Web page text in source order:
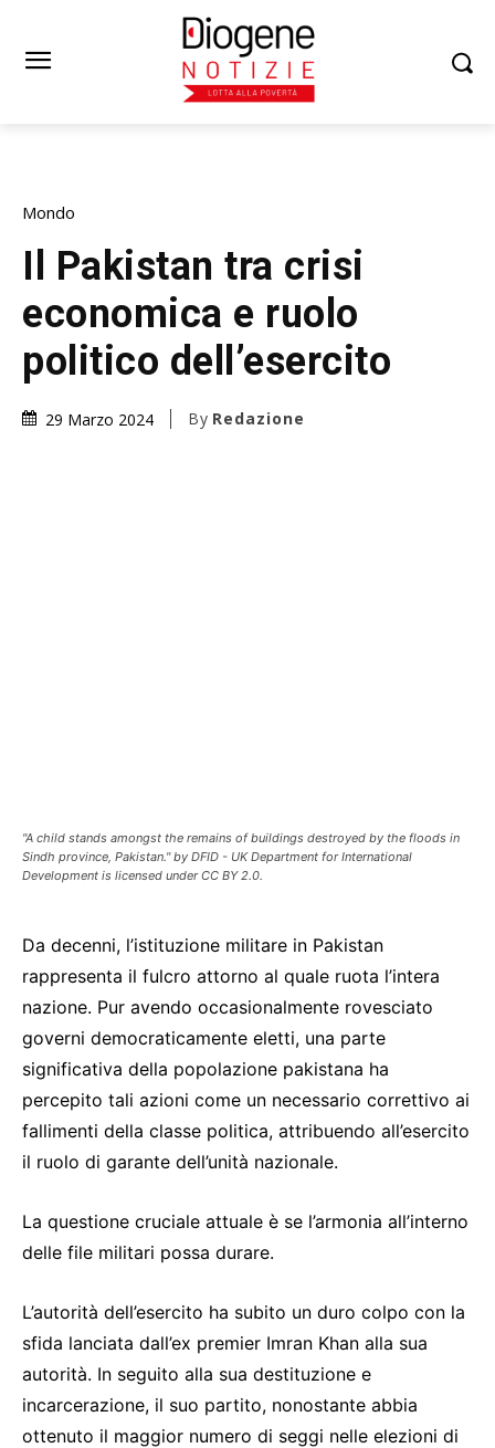
Mondo
Il Pakistan tra crisi
economica e ruolo
politico dell’esercito
29 Marzo 2024 By Redazione
"A child stands amongst the remains of buildings destroyed by the floods in
Sindh province, Pakistan." by DFID - UK Department for International
Development is licensed under CC BY 2.0.
Da decenni, l’istituzione militare in Pakistan
rappresenta il fulcro attorno al quale ruota l’intera
nazione. Pur avendo occasionalmente rovesciato
governi democraticamente eletti, una parte
significativa della popolazione pakistana ha
percepito tali azioni come un necessario correttivo ai
fallimenti della classe politica, attribuendo all’esercito
il ruolo di garante dell’unità nazionale.
La questione cruciale attuale è se l’armonia all’interno
delle file militari possa durare.
L’autorità dell’esercito ha subito un duro colpo con la
sfida lanciata dall’ex premier Imran Khan alla sua
autorità. In seguito alla sua destituzione e
incarcerazione, il suo partito, nonostante abbia
ottenuto il maggior numero di seggi nelle elezioni di